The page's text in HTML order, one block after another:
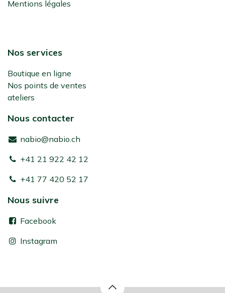
Mentions légales
Nos services
Boutique en ligne
Nos points de ventes
ateliers
Nous contacter
nabio@nabio.ch
+41 21 922 42 12
+41 77 420 52 17
Nous suivre
Facebook
Instagram